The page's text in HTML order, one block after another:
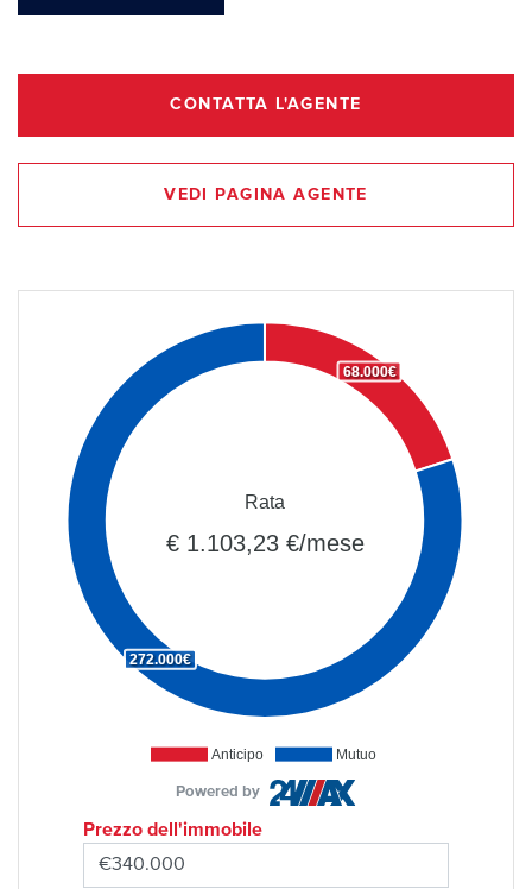
CONTATTA L'AGENTE
VEDI PAGINA AGENTE
Anticipo Mutuo
68.000€
272.000€
Rata
€ 1.103,23 €/mese
Powered by
Prezzo dell'immobile